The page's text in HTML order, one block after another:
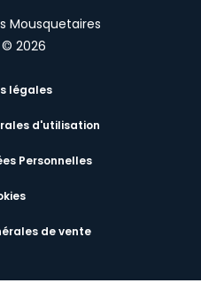
Mousquetaires
2026
légales
d'utilisation
Personnelles
de vente